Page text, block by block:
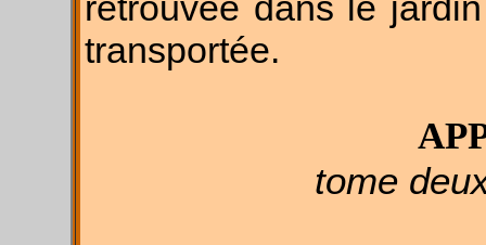
transportée.
tome